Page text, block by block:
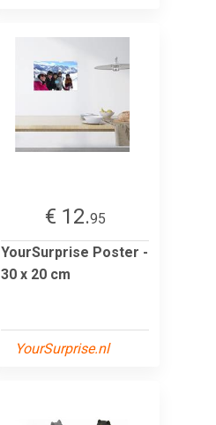
€ 12.95
YourSurprise Poster -
30 x 20 cm
YourSurprise.nl